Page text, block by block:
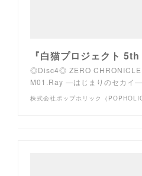
◎Disc4◎ ZERO CHRONICLE
M01.Ray ―はじまりのセカイ―